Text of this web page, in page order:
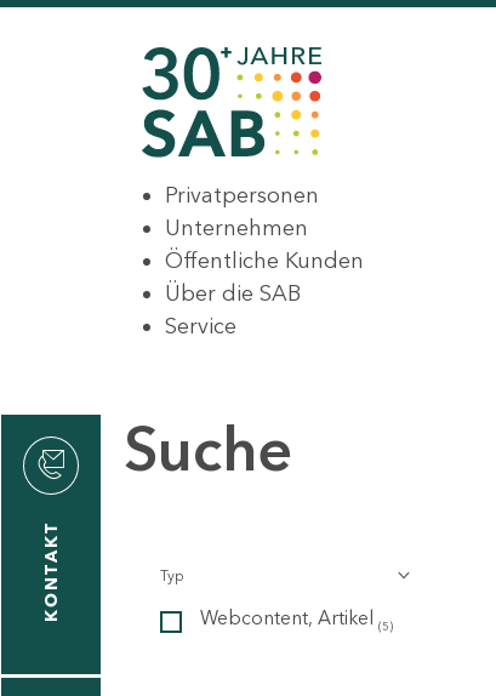
Privatpersonen
Unternehmen
Öffentliche Kunden
Über die SAB
Service
KONTAKT
Suche
Typ
Webcontent, Artikel (5)